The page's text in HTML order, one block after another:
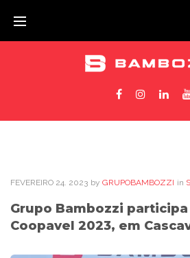
FEVEREIRO 24. 2023 by GRUPOBAMBOZZI in
Grupo Bambozzi participa
Coopavel 2023, em